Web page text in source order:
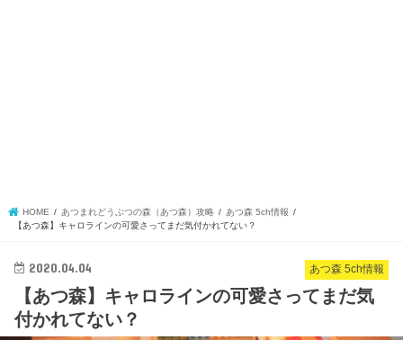
HOME あつまれどうぶつの森（あつ森）攻略
あつ森 5ch情報
【あつ森】キャロラインの可愛さってまだ気付かれてない？
あつ森 5ch情報
2020.04.04
【あつ森】キャロラインの可愛さってまだ気
付かれてない？